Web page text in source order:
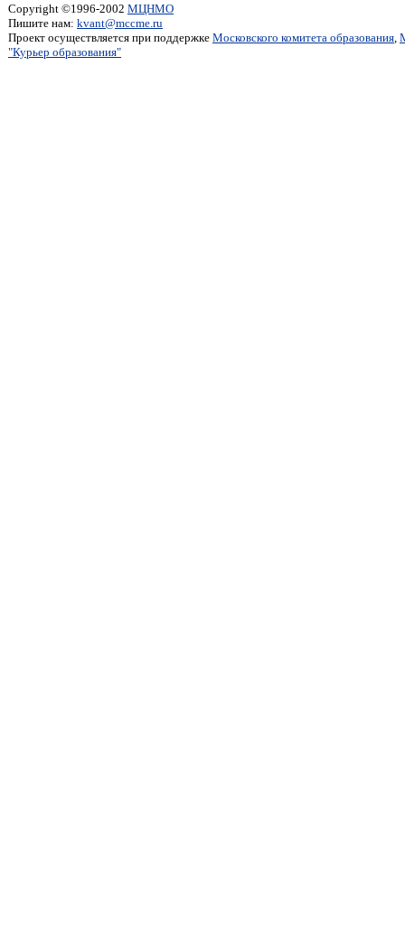
Copyright ©1996-2002 МЦНМО
Пишите нам: kvant@mccme.ru
Проект осуществляется при поддержке Московского комитета образования,
"Курьер образования"